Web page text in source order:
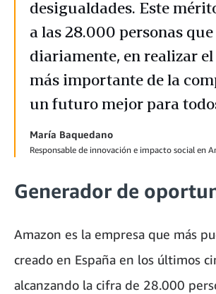
desigualdades. Este
a las 28.000 personas
diariamente, en realizar el
más importante de la
un futuro mejor para
María Baquedano
Responsable de innovación e impacto social en
Generador de
Amazon es la empresa que más
creado en España en los últimos
alcanzando la cifra de 28.000